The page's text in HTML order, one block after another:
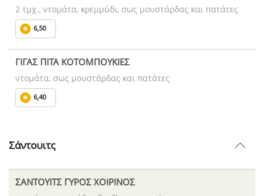
2 τμχ., ντομάτα, κρεμμύδι, σως μουστάρδας και πατάτες
6,50
ΓΙΓΑΣ ΠΙΤΑ ΚΟΤΟΜΠΟΥΚΙΕΣ
ντομάτα, σως μουστάρδας και πατάτες
6,40
Σάντουιτς
ΣΑΝΤΟΥΙΤΣ ΓΥΡΟΣ ΧΟΙΡΙΝΟΣ